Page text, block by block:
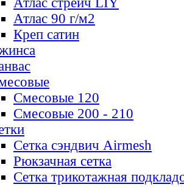
Атлас 90 г/м2
Креп сатин
Смесовые 120
Смесовые 200 - 210
Сетка сэндвич Airmesh
Рюкзачная сетка
Сетка трикотажная